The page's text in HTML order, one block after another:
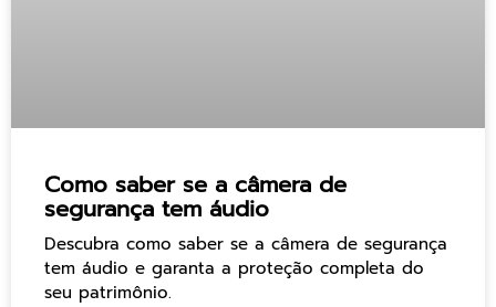
Como saber se a câmera de
segurança tem áudio
Descubra como saber se a câmera de segurança
tem áudio e garanta a proteção completa do
seu patrimônio.